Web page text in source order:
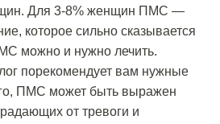
Для 3-8% женщин ПМС —
которое сильно сказывается
можно и нужно лечить.
порекомендует вам нужные
ПМС может быть выражен
от тревоги и